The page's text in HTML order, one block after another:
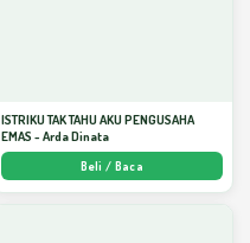
ISTRIKU TAK TAHU AKU PENGUSAHA
EMAS - Arda Dinata
Beli / Baca